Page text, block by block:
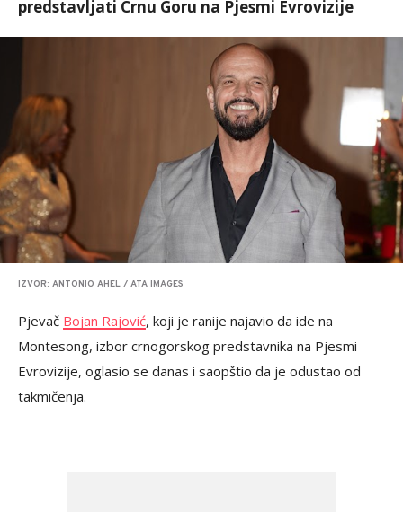
predstavljati Crnu Goru na Pjesmi Evrovizije
IZVOR: ANTONIO AHEL / ATA IMAGES
Pjevač Bojan Rajović, koji je ranije najavio da ide na
Montesong, izbor crnogorskog predstavnika na Pjesmi
Evrovizije, oglasio se danas i saopštio da je odustao od
takmičenja.